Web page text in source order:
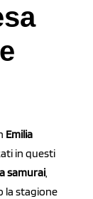
Emilia
in questi
samurai,
la stagione